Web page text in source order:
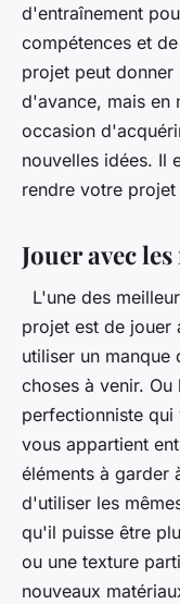
d'entraînement
compétences et
projet peut
d'avance, mais en
occasion
nouvelles idées. Il
rendre votre
Jouer avec
L'une des
projet est de jouer
utiliser un manque
choses à venir.
perfectionniste
vous appartient
éléments à
d'utiliser les
qu'il puisse être
ou une texture
nouveaux